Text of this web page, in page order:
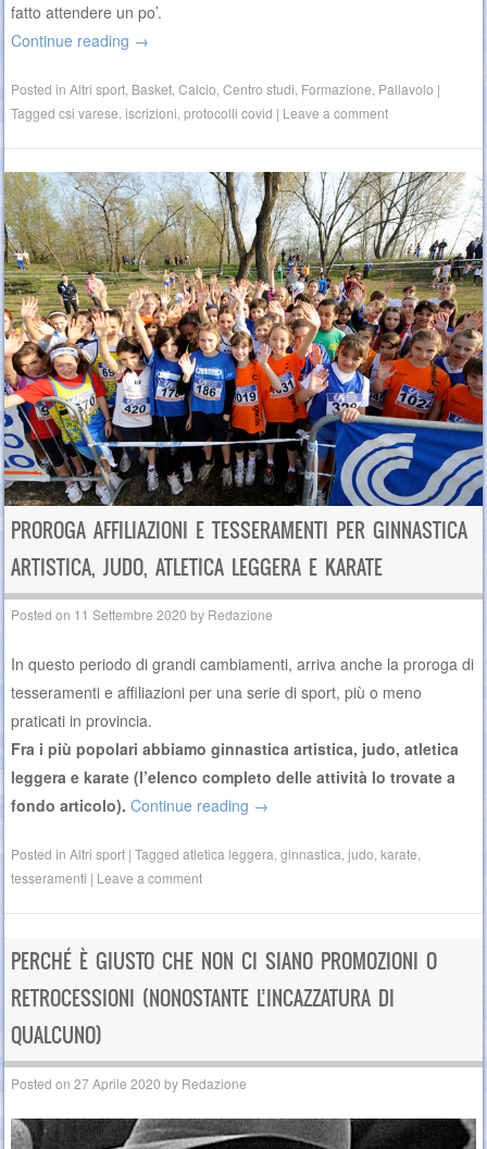
fatto attendere un po’.
Continue reading →
Posted inAltri sport, Basket,Calcio,Centro studi, Formazione, Pallavolo |
Taggedcsi varese,iscrizioni,protocolli covid | Leave a comment
PROROGA AFFILIAZIONI E TESSERAMENTI PER GINNASTICA
ARTISTICA, JUDO, ATLETICA LEGGERA E KARATE
Posted on 11 Settembre 2020 by Redazione
In questo periodo di grandi cambiamenti, arriva anche la proroga di
tesseramenti e affiliazioni per una serie di sport, più o meno
praticati in provincia.
Fra i più popolari abbiamo ginnastica artistica, judo, atletica
leggera e karate (l’elenco completo delle attività lo trovate a
fondo articolo). Continue reading →
Posted inAltri sport |Taggedatletica leggera ,ginnastica ,judo ,karate
tesseramenti | Leave a comment
PERCHÉ È GIUSTO CHE NON CI SIANO PROMOZIONI O
RETROCESSIONI (NONOSTANTE L’INCAZZATURA DI
QUALCUNO)
Posted on27 Aprile 2020 by Redazione